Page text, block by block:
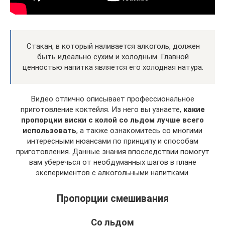
Стакан, в который наливается алкоголь, должен
быть идеально сухим и холодным. Главной
ценностью напитка является его холодная натура.
Видео отлично описывает профессиональное
приготовление коктейля. Из него вы узнаете, какие
пропорции виски с колой со льдом лучше всего
использовать, а также ознакомитесь со многими
интересными нюансами по принципу и способам
приготовления. Данные знания впоследствии помогут
вам уберечься от необдуманных шагов в плане
экспериментов с алкогольными напитками.
Пропорции смешивания
Со льдом